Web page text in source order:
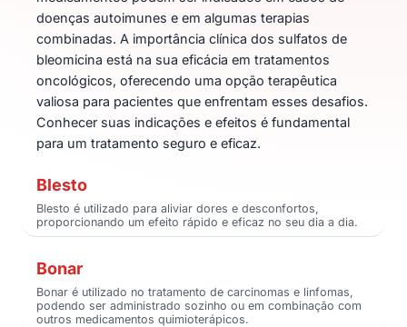
doenças autoimunes e em algumas terapias
combinadas. A importância clínica dos sulfatos de
bleomicina está na sua eficácia em tratamentos
oncológicos, oferecendo uma opção terapêutica
valiosa para pacientes que enfrentam esses desafios.
Conhecer suas indicações e efeitos é fundamental
para um tratamento seguro e eficaz.
Blesto
Blesto é utilizado para aliviar dores e desconfortos,
proporcionando um efeito rápido e eficaz no seu dia a dia.
Bonar
Bonar é utilizado no tratamento de carcinomas e linfomas,
podendo ser administrado sozinho ou em combinação com
outros medicamentos quimioterápicos.